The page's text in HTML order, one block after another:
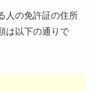
人の免許証の住所
は以下の通りで